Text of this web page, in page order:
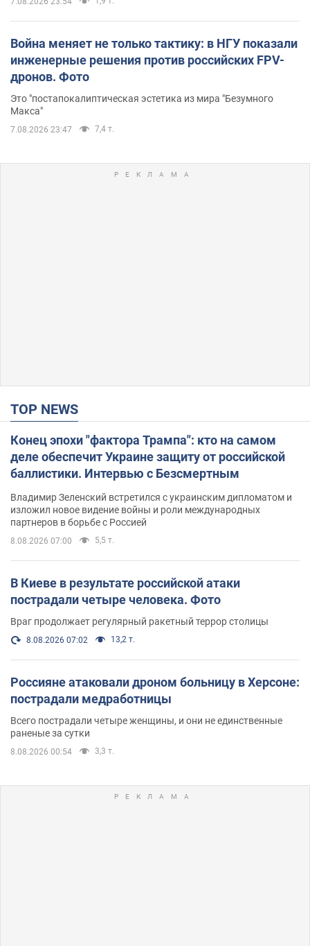
Война меняет не только тактику: в НГУ показали
инженерные решения против российских FPV-
дронов. Фото
Это "постапокалиптическая эстетика из мира "Безумного
Макса"
7.08.2026 23:47 7,4 т.
TOP NEWS
Конец эпохи "фактора Трампа": кто на самом
деле обеспечит Украине защиту от российской
баллистики. Интервью с Безсмертным
Владимир Зеленский встретился с украинским дипломатом и
изложил новое видение войны и роли международных
партнеров в борьбе с Россией
8.08.2026 07:00 5,5 т.
В Киеве в результате российской атаки
пострадали четыре человека. Фото
Враг продолжает регулярный ракетный террор столицы
8.08.2026 07:02 13,2 т.
Россияне атаковали дроном больницу в Херсоне:
пострадали медработницы
Всего пострадали четыре женщины, и они не единственные
раненые за сутки
8.08.2026 00:54 3,3 т.